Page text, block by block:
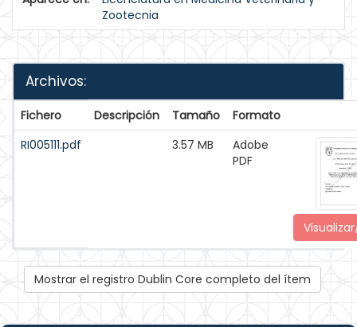
Zootecnia
Archivos:
Fichero Descripción Tamaño
Formato
RI005111.pdf
3.57 MB
Adobe
PDF
Mostrar el registro Dublin Core completo del ítem